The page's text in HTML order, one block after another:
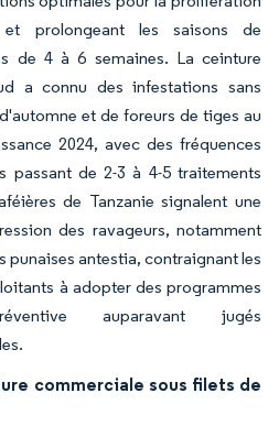
prolongeant les saisons de
de 4 à 6 semaines. La ceinture
a connu des infestations sans
et de foreurs de tiges au
2024, avec des fréquences
passant de 2-3 à 4-5 traitements
de Tanzanie signalent une
des ravageurs, notamment
punaises antestia, contraignant les
à adopter des programmes
auparavant jugés
commerciale sous filets de